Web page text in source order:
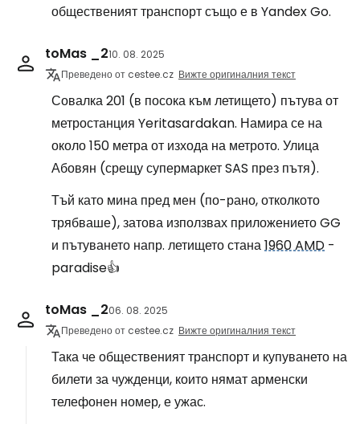
общественият транспорт също е в Yandex Go.
toMas _210. 08. 2025
Преведено от cestee.cz Вижте оригиналния текст
Совалка 201 (в посока към летището) пътува от
метростанция Yeritasardakan. Намира се на
около 150 метра от изхода на метрото. Улица
Абовян (срещу супермаркет SAS през пътя).
Тъй като мина пред мен (по-рано, отколкото
трябваше), затова използвах приложението GG
и пътуването напр. летището стана1960 AMD -
paradise👍
toMas _206. 08. 2025
Преведено от cestee.cz Вижте оригиналния текст
Така че общественият транспорт и купуването на
билети за чужденци, които нямат арменски
телефонен номер, е ужас.